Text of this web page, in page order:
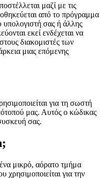
μαζί με τις
από το πρόγραμμα
υπολογιστή σας ή άλλης
εκεί ενδέχεται να
διακομιστές των
μιας επόμενης
για τη σωστή
μας. Αυτός ο κώδικας
σας.
μικρό, αόρατο τμήμα
χρησιμοποιείται για την